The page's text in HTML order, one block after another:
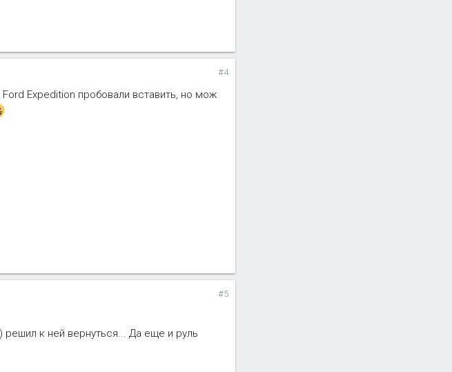
#4
Expedition пробовали вставить, но мож
#5
решил к ней вернуться... Да еще и руль